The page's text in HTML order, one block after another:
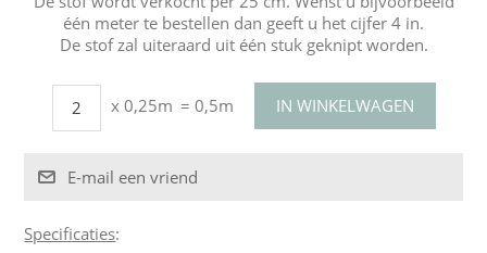
één meter te bestellen dan geeft u het cijfer 4 in.
De stof zal uiteraard uit één stuk geknipt worden.
x 0,25m = 0,5m
Specificaties: